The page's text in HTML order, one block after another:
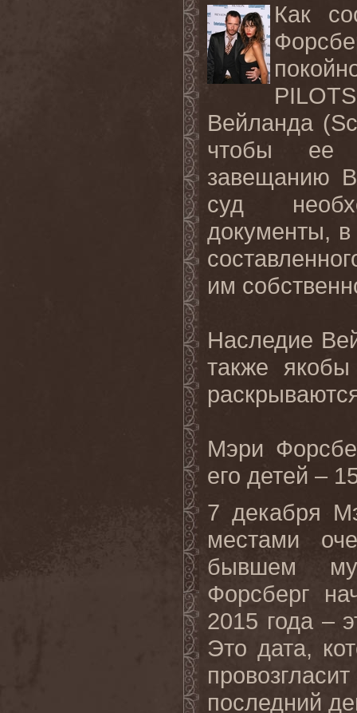
Как
Вейланда
чтобы ее
завещанию
суд
документы,
им
Наследие
также
якобы
Мэри
его детей –
7 декабря
местами
бывшем
Форсберг
2015 года –
Это дата,
последний